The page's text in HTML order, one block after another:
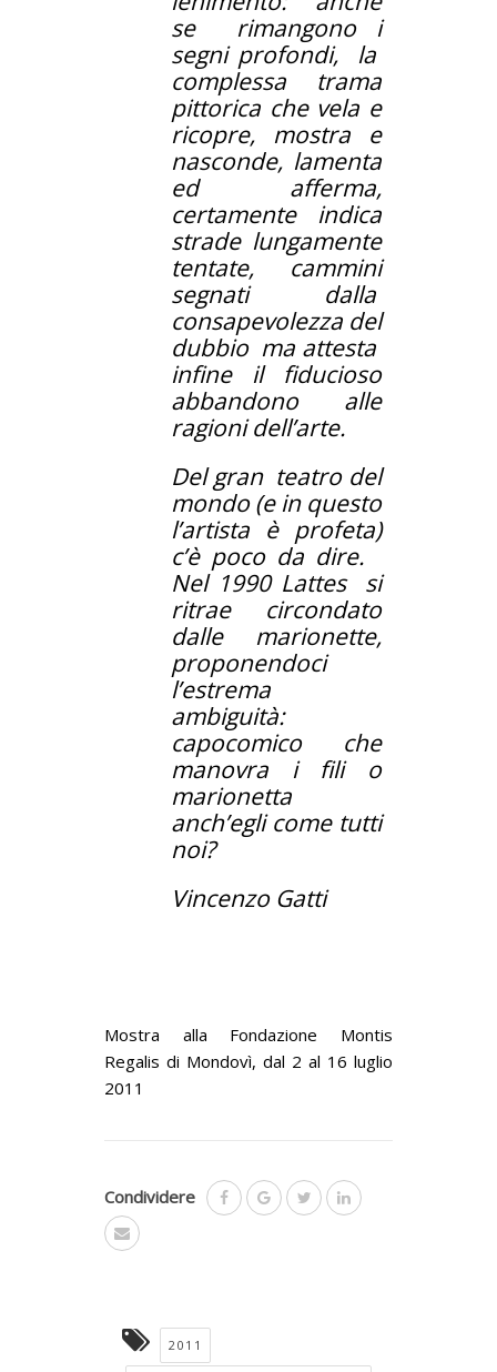
se rimangono i
segni profondi, la
complessa trama
pittorica che vela e
ricopre, mostra e
nasconde, lamenta
ed afferma,
certamente indica
strade lungamente
tentate, cammini
segnati dalla
consapevolezza del
dubbio ma attesta
infine il fiducioso
abbandono alle
ragioni dell’arte.
Del gran teatro del
mondo (e in questo
l’artista è profeta)
c’è poco da dire.
Nel 1990 Lattes si
ritrae circondato
dalle marionette,
proponendoci
l’estrema
ambiguità:
capocomico che
manovra i fili o
marionetta
anch’egli come tutti
noi?
Vincenzo Gatti
Mostra alla Fondazione Montis
Regalis di Mondovì, dal 2 al 16 luglio
2011
Condividere
2011